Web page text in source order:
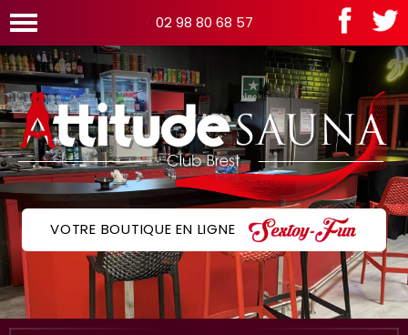
02 98 80 68 57
VOTRE BOUTIQUE EN LIGNE